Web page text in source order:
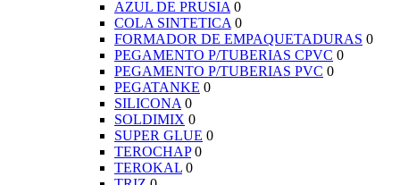
AZUL DE PRUSIA 0
COLA SINTETICA 0
FORMADOR DE EMPAQUETADURAS 0
PEGAMENTO P/TUBERIAS CPVC 0
PEGAMENTO P/TUBERIAS PVC 0
PEGATANKE 0
SILICONA 0
SOLDIMIX 0
SUPER GLUE 0
TEROCHAP 0
TEROKAL 0